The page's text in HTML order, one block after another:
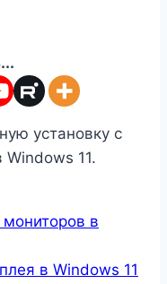
установку с
11.
в
в Windows 11